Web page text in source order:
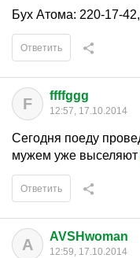
Бух Атома: 220-17-
Ответить
F ffffggg
12:57, 17.10.2014
Сегодня поеду
мужем уже выселяют
Ответить
A AVSHwoman
12:59, 17.10.2014